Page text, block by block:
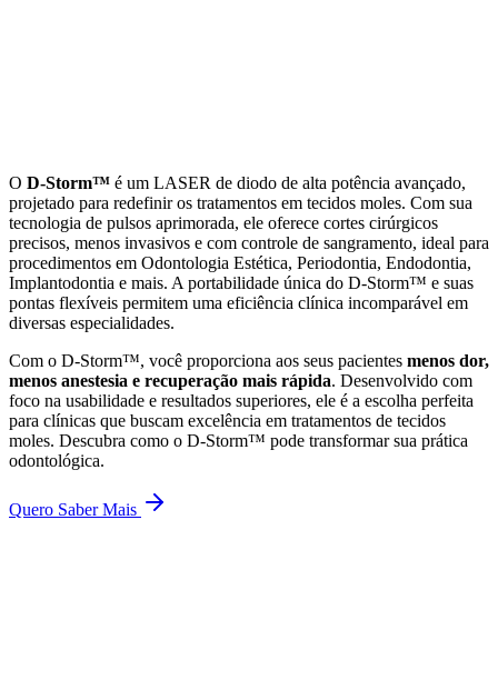
O D-Storm™ é um LASER de diodo de alta potência avançado,
projetado para redefinir os tratamentos em tecidos moles. Com sua
tecnologia de pulsos aprimorada, ele oferece cortes cirúrgicos
precisos, menos invasivos e com controle de sangramento, ideal para
procedimentos em Odontologia Estética, Periodontia, Endodontia,
Implantodontia e mais. A portabilidade única do D-Storm™ e suas
pontas flexíveis permitem uma eficiência clínica incomparável em
diversas especialidades.
Com o D-Storm™, você proporciona aos seus pacientes menos dor,
menos anestesia e recuperação mais rápida. Desenvolvido com
foco na usabilidade e resultados superiores, ele é a escolha perfeita
para clínicas que buscam excelência em tratamentos de tecidos
moles. Descubra como o D-Storm™ pode transformar sua prática
odontológica.
Quero Saber Mais